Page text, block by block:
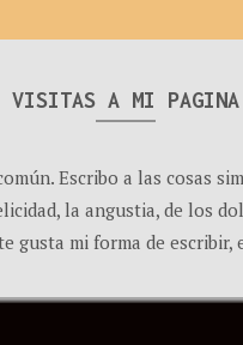
VISITAS A MI PAGINA
Escribo a las cosas
la angustia, de los
gusta mi forma de